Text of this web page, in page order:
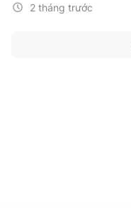
Doanh nghiệp dân tộc
2 tháng trước